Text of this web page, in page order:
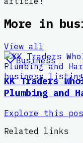
More in
View all
Business
KK Traders
Plumbing and
Explore this
Related links